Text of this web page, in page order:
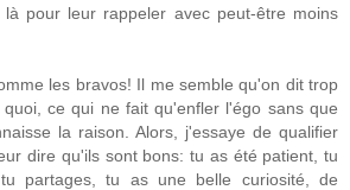
là pour leur rappeler avec peut-être moins
les bravos! Il me semble qu'on dit trop
ce qui ne fait qu'enfler l'égo sans que
la raison. Alors, j'essaye de qualifier
dire qu'ils sont bons: tu as été patient, tu
partages, tu as une belle curiosité, de